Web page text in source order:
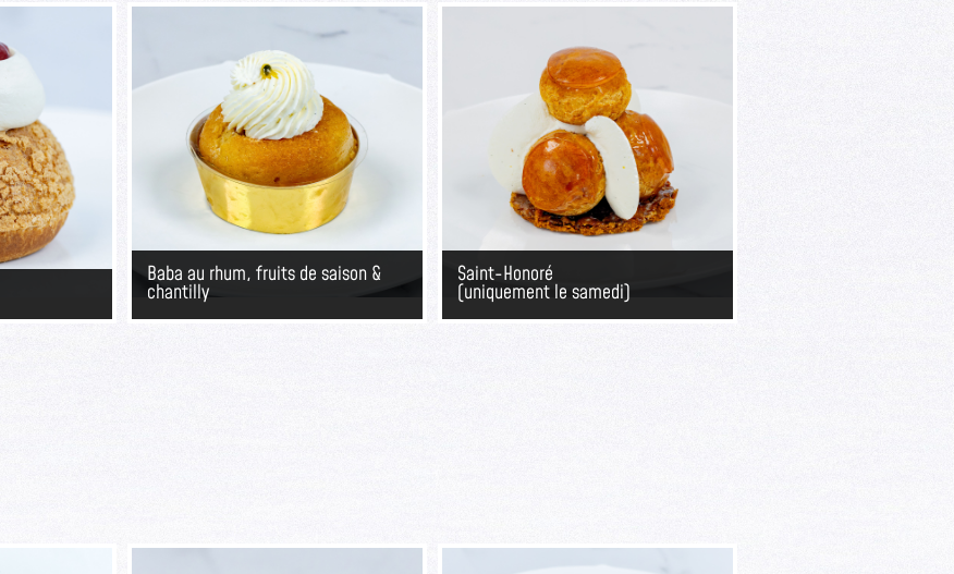
Baba au rhum, fruits de saison &
chantilly
Saint-Honoré
(uniquement le samedi)